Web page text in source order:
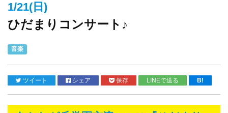
1/21(日)
ひだまりコンサート♪
音楽
ツイート シェア 保存 LINEで送る B!